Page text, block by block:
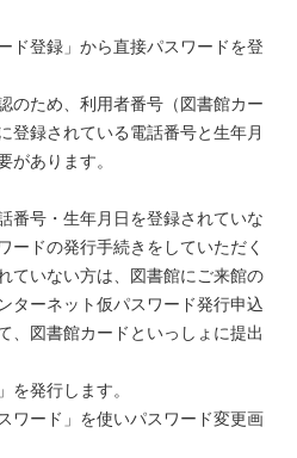
ド登録」から直接パスワードを登
のため、利用者番号（図書館カー
登録されている電話番号と生年月
があります。
番号・生年月日を登録されていな
ードの発行手続きをしていただく
ていない方は、図書館にご来館の
ターネット仮パスワード発行申込
、図書館カードといっしょに提出
を発行します。
ワード」を使いパスワード変更画